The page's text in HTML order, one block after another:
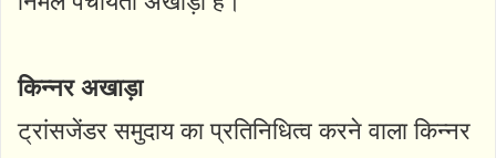
किन्नर अखाड़ा
ट्रांसजेंडर समुदाय का प्रतिनिधित्व करने वाला किन्नर